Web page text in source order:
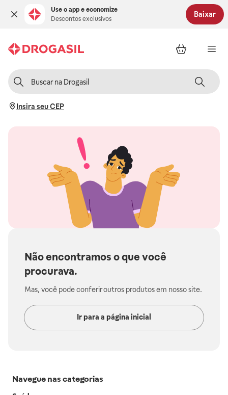
Use o app e economize
Descontos exclusivos
Baixar
Insira seu CEP
Não encontramos o que você
procurava.
Mas, você pode conferir outros produtos em nosso site.
Ir para a página inicial
Navegue nas categorias